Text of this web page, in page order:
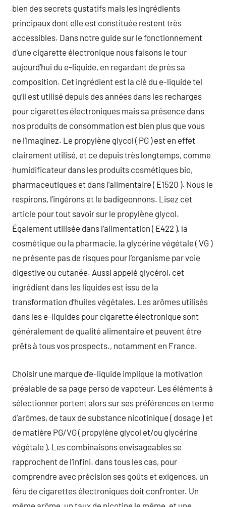
bien des secrets gustatifs mais les ingrédients
principaux dont elle est constituée restent très
accessibles. Dans notre guide sur le fonctionnement
d’une cigarette électronique nous faisons le tour
aujourd’hui du e-liquide, en regardant de près sa
composition. Cet ingrédient est la clé du e-liquide tel
qu’il est utilisé depuis des années dans les recharges
pour cigarettes électroniques mais sa présence dans
nos produits de consommation est bien plus que vous
ne l’imaginez. Le propylène glycol ( PG ) est en effet
clairement utilisé, et ce depuis très longtemps, comme
humidificateur dans les produits cosmétiques bio,
pharmaceutiques et dans l’alimentaire ( E1520 ). Nous le
respirons, l’ingérons et le badigeonnons. Lisez cet
article pour tout savoir sur le propylène glycol.
Également utilisée dans l’alimentation ( E422 ), la
cosmétique ou la pharmacie, la glycérine végétale ( VG )
ne présente pas de risques pour l’organisme par voie
digestive ou cutanée. Aussi appelé glycérol, cet
ingrédient dans les liquides est issu de la
transformation d’huiles végétales. Les arômes utilisés
dans les e-liquides pour cigarette électronique sont
généralement de qualité alimentaire et peuvent être
prêts à tous vos prospects., notamment en France.
Choisir une marque d’e-liquide implique la motivation
préalable de sa page perso de vapoteur. Les éléments à
sélectionner portent alors sur ses préférences en terme
d’arômes, de taux de substance nicotinique ( dosage ) et
de matière PG/VG ( propylène glycol et/ou glycérine
végétale ). Les combinaisons envisageables se
rapprochent de l’infini. dans tous les cas, pour
comprendre avec précision ses goûts et exigences, un
féru de cigarettes électroniques doit confronter. Un